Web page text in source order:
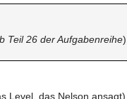
Teil 26 der Aufgabenreihe)
Level, das Nelson ansagt)